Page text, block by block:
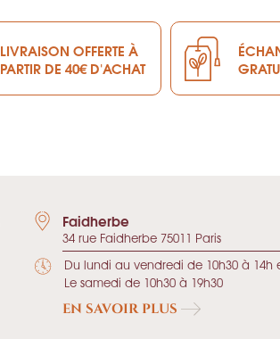
LIVRAISON OFFERTE À
PARTIR DE 40€ D'ACHAT
Faidherbe
34 rue Faidherbe 75011 Paris
Du lundi au vendredi de 10h30 à 14h
Le samedi de 10h30 à 19h30
EN SAVOIR PLUS